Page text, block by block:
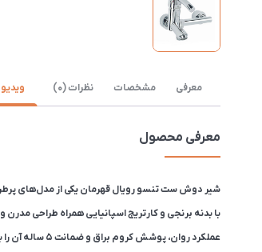
معرفی مشخصات نظرات (0) ویدیو
معرفی محصول
شیر دوش ست تنسو رویال قهرمان یکی از مدل‌های
با بدنه برنجی و کارتریج اسپانیایی همراه طراحی
عملکرد روان، پوشش کروم براق و ضمانت ۵ ساله آن را به گزینه‌ای مطمئن و جذاب برای حمام‌های خانگی و پروژه‌ای تبدیل کرده است.